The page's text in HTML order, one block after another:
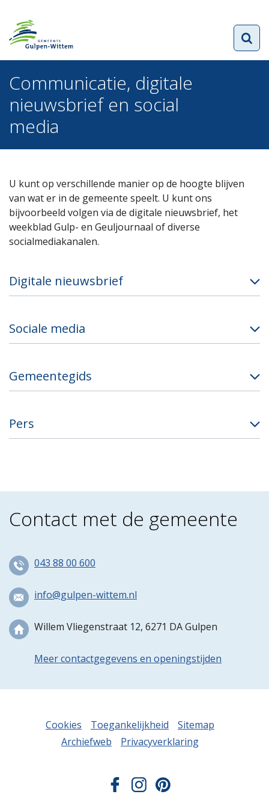
Communicatie, digitale
nieuwsbrief en social
media
U kunt op verschillende manier op de hoogte blijven
van wat er in de gemeente speelt. U kunt ons
bijvoorbeeld volgen via de digitale nieuwsbrief, het
weekblad Gulp- en Geuljournaal of diverse
socialmediakanalen.
Digitale nieuwsbrief
Sociale media
Gemeentegids
Pers
Contact met de gemeente
043 88 00 600
info@gulpen-wittem.nl
Willem Vliegenstraat 12, 6271 DA Gulpen
Meer contactgegevens en openingstijden
Cookies Toegankelijkheid
Sitemap
Archiefweb
Privacyverklaring